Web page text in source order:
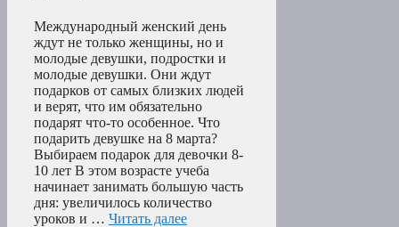
Международный женский день
ждут не только женщины, но и
молодые девушки, подростки и
молодые девушки. Они ждут
подарков от самых близких людей
и верят, что им обязательно
подарят что-то особенное. Что
подарить девушке на 8 марта?
Выбираем подарок для девочки 8-
10 лет В этом возрасте учеба
начинает занимать большую часть
дня: увеличилось количество
уроков и … Читать далее